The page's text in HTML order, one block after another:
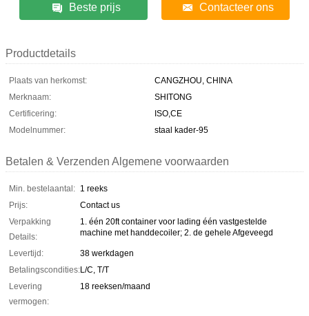
Beste prijs Contacteer ons
Productdetails
Plaats van herkomst:
CANGZHOU, CHINA
Merknaam:
SHITONG
Certificering:
ISO,CE
Modelnummer:
staal kader-95
Betalen & Verzenden Algemene voorwaarden
Min. bestelaantal: 1 reeks
Prijs:
Contact us
Verpakking
Details:
1. één 20ft container voor lading één vastgestelde
machine met handdecoiler; 2. de gehele Afgeveegd
Levertijd:
38 werkdagen
Betalingscondities:L/C, T/T
Levering
vermogen:
18 reeksen/maand